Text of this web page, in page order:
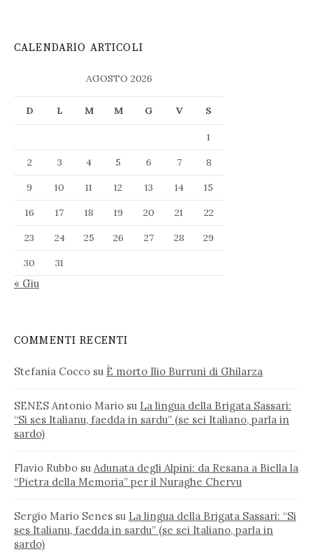
CALENDARIO ARTICOLI
AGOSTO 2026
D L M M G V S
1
2
3 4 5 6 7
8
9
10 11 12 13 14
15
16
17 18 19 20 21
22
23
24 25 26 27 28
29
30
31
« Giu
COMMENTI RECENTI
Stefania Cocco su È morto Ilio Burruni di Ghilarza
SENES Antonio Mario su La lingua della Brigata Sassari:
“Si ses Italianu, faedda in sardu” (se sei Italiano, parla in
sardo)
Flavio Rubbo su Adunata degli Alpini: da Resana a Biella la
“Pietra della Memoria” per il Nuraghe Chervu
Sergio Mario Senes su La lingua della Brigata Sassari: “Si
ses Italianu, faedda in sardu” (se sei Italiano, parla in
sardo)